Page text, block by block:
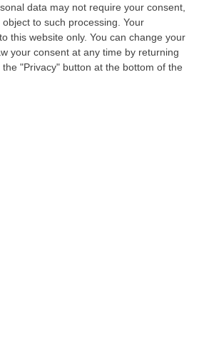
data may not require your consent,
to such processing. Your
this website only. You can change your
your consent at any time by returning
"Privacy" button at the bottom of the
colpevole di
ed in seguito
n vero e proprio pestaggio
Il grave episodio